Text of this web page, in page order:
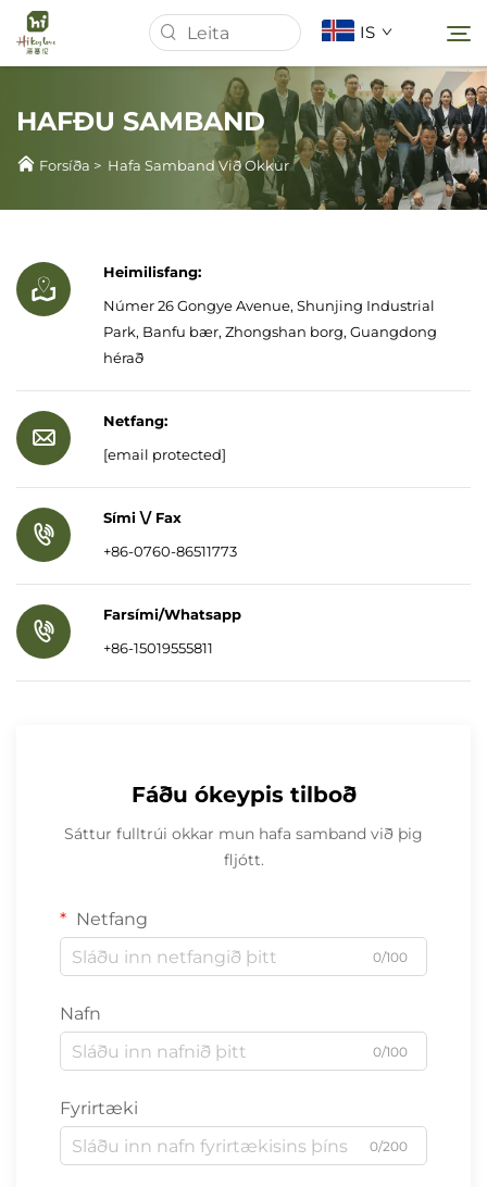
IS
Um Okkur
Vörur
Mál
Sækja
Hafa Samband Við Okkur
Vefsíður
HAFÐU SAMBAND
Forsíða > Hafa Samband Við Okkur
Heimilisfang:
Númer 26 Gongye Avenue, Shunjing Industrial
Park, Banfu bær, Zhongshan borg, Guangdong
hérað
Netfang:
[email protected]
Sími \/ Fax
+86-0760-86511773
Farsími/Whatsapp
+86-15019555811
Fáðu ókeypis tilboð
Sáttur fulltrúi okkar mun hafa samband við þig
fljótt.
Netfang
0/100
Nafn
0/100
Fyrirtæki
0/200